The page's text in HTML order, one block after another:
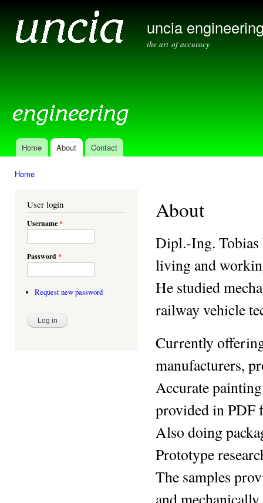
uncia
the art of accuracy
Main menu
Home About Contact
Home
User login
Username*
Password*
Request new password
About
Dipl.-Ing. Tobias
living and
He studied
railway vehicle
Currently
manufacturers,
Accurate
provided in PDF
Also doing
Prototype
The samples
and